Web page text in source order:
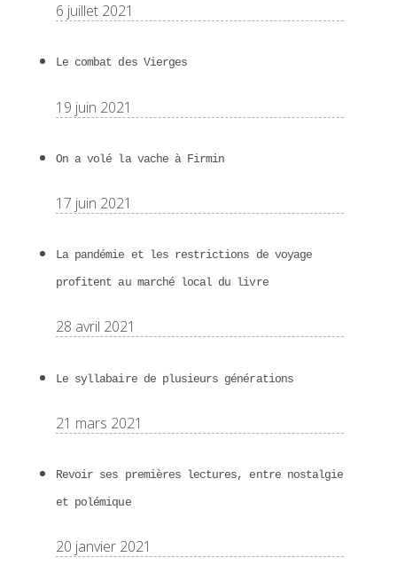
6 juillet 2021
Le combat des Vierges
19 juin 2021
On a volé la vache à Firmin
17 juin 2021
La pandémie et les restrictions de voyage
profitent au marché local du livre
28 avril 2021
Le syllabaire de plusieurs générations
21 mars 2021
Revoir ses premières lectures, entre nostalgie
et polémique
20 janvier 2021